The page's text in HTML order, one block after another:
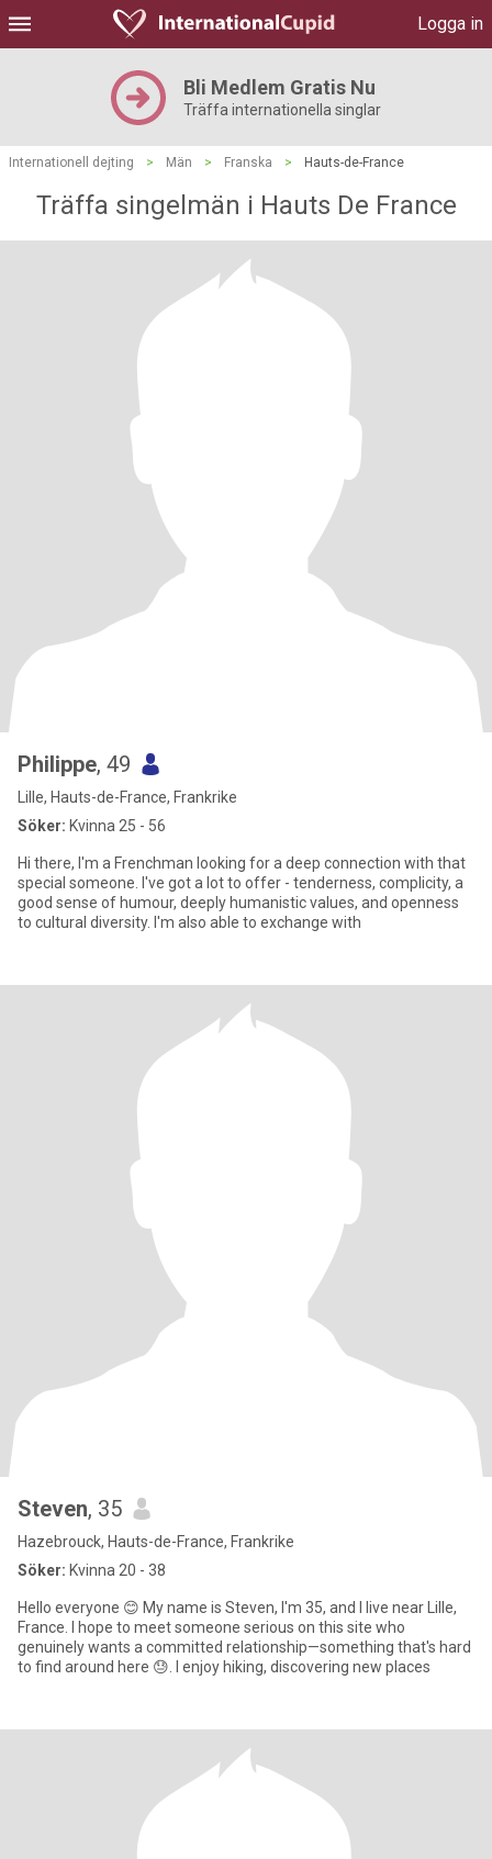
Logga in
Bli Medlem Gratis Nu
Träffa internationella singlar
Internationell dejting > Män > Franska > Hauts-de-France
Träffa singelmän i Hauts De France
Philippe, 49
Lille, Hauts-de-France, Frankrike
Söker: Kvinna 25 - 56
Hi there, I'm a Frenchman looking for a deep connection with that
special someone. I've got a lot to offer - tenderness, complicity, a
good sense of humour, deeply humanistic values, and openness
to cultural diversity. I'm also able to exchange with
Steven, 35
Hazebrouck, Hauts-de-France, Frankrike
Söker: Kvinna 20 - 38
Hello everyone 😊 My name is Steven, I'm 35, and I live near Lille,
France. I hope to meet someone serious on this site who
genuinely wants a committed relationship—something that's hard
to find around here 😓. I enjoy hiking, discovering new places